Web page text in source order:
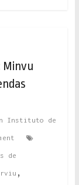
Minvu
Instituto de
de
,